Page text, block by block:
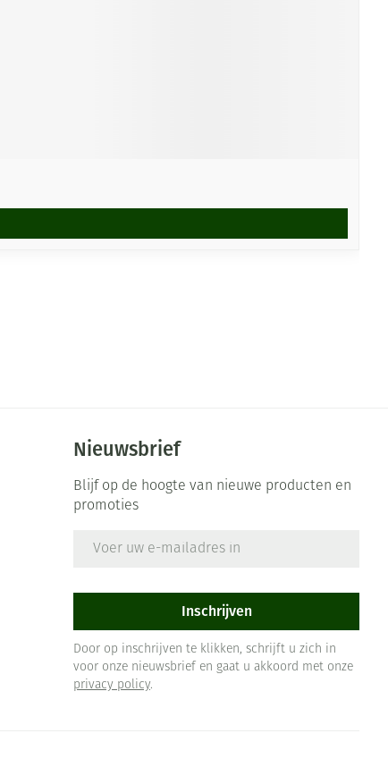
Nieuwsbrief
Blijf op de hoogte van nieuwe producten en
promoties
Inschrijven
Door op inschrijven te klikken, schrijft u zich in
voor onze nieuwsbrief en gaat u akkoord met onze
privacy policy.